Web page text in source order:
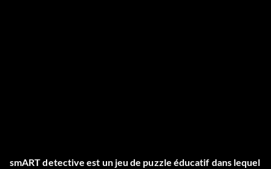
smART detective est un jeu de puzzle éducatif dans lequel